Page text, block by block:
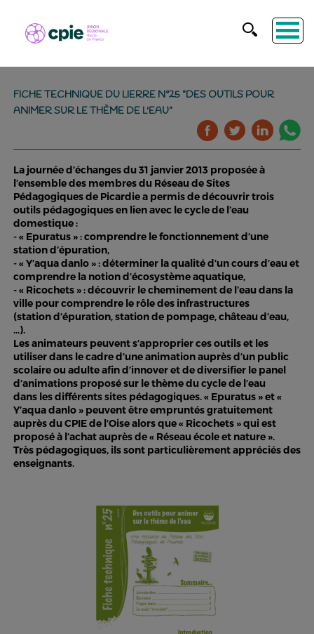
FICHE TECHNIQUE DU LIERRE N°25 "DES OUTILS POUR
ANIMER SUR LE THÈME DE L'EAU"
La journée d’échanges du 31 janvier 2013 proposée à
l’ensemble des membres du Réseau de Sites
Pédagogiques de Picardie a permis de découvrir trois
outils pédagogiques en lien avec le cycle de l’eau
domestique :
- « Epuratus » : comprendre le fonctionnement d’une
station d’épuration,
- « Y’aqua danlo » : déterminer la qualité d’un cours d’eau et
comprendre la notion d’écosystème aquatique,
- « Ricochets » : découvrir le cheminement de l’eau dans la
ville pour comprendre le rôle des infrastructures
(station d’épuration, station de pompage, château d’eau,
…).
Les animateurs peuvent s’approprier ces outils et les
utiliser dans le cadre d’une animation auprès d’un public
scolaire ou adulte afin d’innover et de diversifier le panel
d’animations proposé sur le thème du cycle de l’eau
dans les différents sites pédagogiques. « Epuratus » et «
Y’aqua danlo » peuvent être empruntés gratuitement
auprès du CPIE de l’Oise alors que « Ricochets » qui est
proposé à l’achat auprès de « Réseau école et nature ».
Très pédagogiques, ils sont particulièrement appréciés des
enseignants.